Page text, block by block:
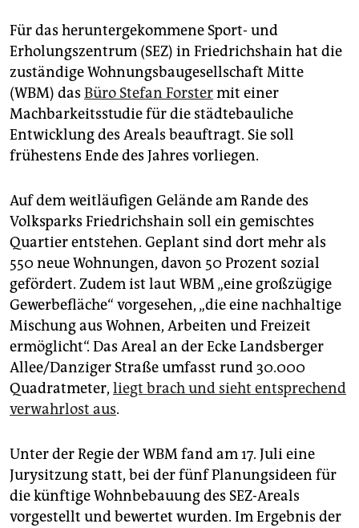
genossenschaft
epaper login
Für das heruntergekommene Sport- und
Erholungszentrum (SEZ) in Friedrichshain hat die
zuständige Wohnungsbaugesellschaft Mitte
(WBM) das Büro Stefan Forstermit einer
Machbarkeitsstudie für die städtebauliche
Entwicklung des Areals beauftragt. Sie soll
frühestens Ende des Jahres vorliegen.
Auf dem weitläufigen Gelände am Rande des
Volksparks Friedrichshain soll ein gemischtes
Quartier entstehen. Geplant sind dort mehr als
550 neue Wohnungen, davon 50 Prozent sozial
gefördert. Zudem ist laut WBM „eine großzügige
Gewerbefläche“ vorgesehen, „die eine nachhaltige
Mischung aus Wohnen, Arbeiten und Freizeit
ermöglicht“. Das Areal an der Ecke Landsberger
Allee/Danziger Straße umfasst rund 30.000
Quadratmeter, liegt brach und sieht entsprechend
verwahrlost aus.
Unter der Regie der WBM fand am 17. Juli eine
Jurysitzung statt, bei der fünf Planungsideen für
die künftige Wohnbebauung des SEZ-Areals
vorgestellt und bewertet wurden. Im Ergebnis der